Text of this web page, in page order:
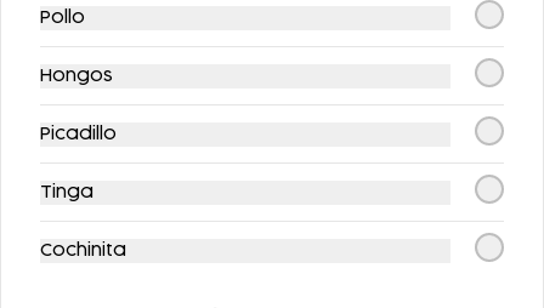
Huevos revueltos
Molletes Sencillos
Pollo
Hongos
Picadillo
Tinga
Cochinita